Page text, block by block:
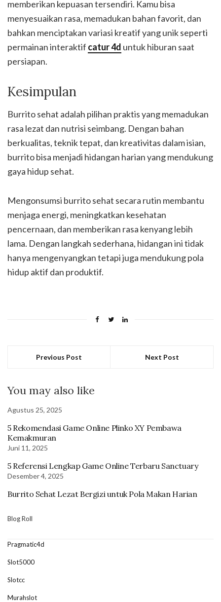
memberikan kepuasan tersendiri. Kamu bisa
menyesuaikan rasa, memadukan bahan favorit, dan
bahkan menciptakan variasi kreatif yang unik seperti
permainan interaktif catur 4d untuk hiburan saat
persiapan.
Kesimpulan
Burrito sehat adalah pilihan praktis yang memadukan
rasa lezat dan nutrisi seimbang. Dengan bahan
berkualitas, teknik tepat, dan kreativitas dalam isian,
burrito bisa menjadi hidangan harian yang mendukung
gaya hidup sehat.
Mengonsumsi burrito sehat secara rutin membantu
menjaga energi, meningkatkan kesehatan
pencernaan, dan memberikan rasa kenyang lebih
lama. Dengan langkah sederhana, hidangan ini tidak
hanya mengenyangkan tetapi juga mendukung pola
hidup aktif dan produktif.
Previous Post Next Post
You may also like
Agustus 25, 2025
5 Rekomendasi Game Online Plinko XY Pembawa
Kemakmuran
Juni 11, 2025
5 Referensi Lengkap Game Online Terbaru Sanctuary
Desember 4, 2025
Burrito Sehat Lezat Bergizi untuk Pola Makan Harian
Blog Roll
Pragmatic4d
Slot5000
Slotcc
Murahslot